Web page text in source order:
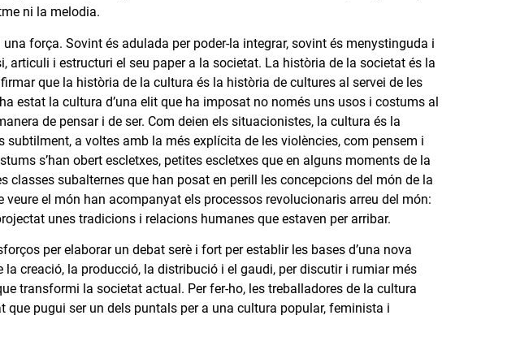
ni la melodia.
força. Sovint és adulada per poder-la integrar, sovint és menystinguda i
articuli i estructuri el seu paper a la societat. La història de la societat és la
que la història de la cultura és la història de cultures al servei de les
estat la cultura d’una elit que ha imposat no només uns usos i costums al
de pensar i de ser. Com deien els situacionistes, la cultura és la
a voltes amb la més explícita de les violències, com pensem i
s’han obert escletxes, petites escletxes que en alguns moments de la
classes subalternes que han posat en perill les concepcions del món de la
el món han acompanyat els processos revolucionaris arreu del món:
unes tradicions i relacions humanes que estaven per arribar.
per elaborar un debat serè i fort per establir les bases d’una nova
la creació, la producció, la distribució i el gaudi, per discutir i rumiar més
transformi la societat actual. Per fer-ho, les treballadores de la cultura
pugui ser un dels puntals per a una cultura popular, feminista i